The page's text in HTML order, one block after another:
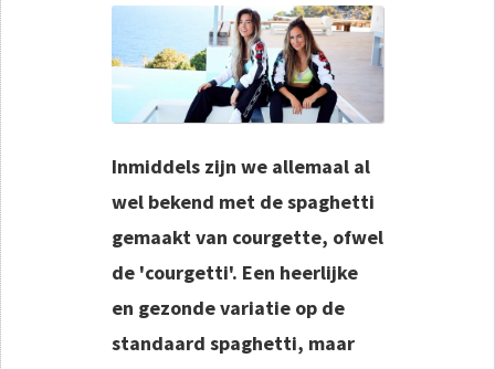
Inmiddels zijn we allemaal al
wel bekend met de spaghetti
gemaakt van courgette, ofwel
de 'courgetti'. Een heerlijke
en gezonde variatie op de
standaard spaghetti, maar